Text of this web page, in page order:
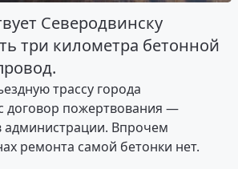
Северодвинску
три километра бетонной
трассу города
договор пожертвования —
администрации. Впрочем
ремонта самой бетонки нет.